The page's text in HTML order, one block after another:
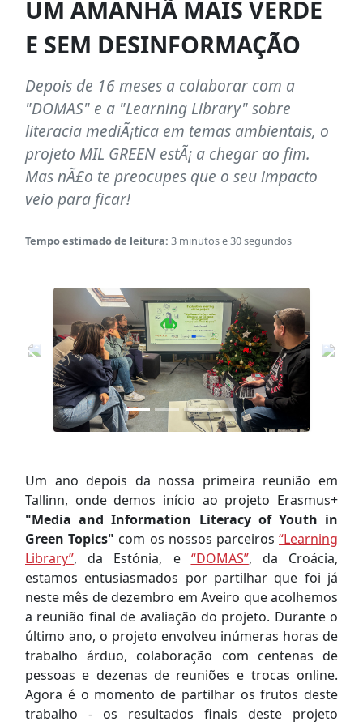
UM AMANHÃ MAIS VERDE
E SEM DESINFORMAÇÃO
Depois de 16 meses a colaborar com a
"DOMAS" e a "Learning Library" sobre
literacia mediÃ¡tica em temas ambientais, o
projeto MIL GREEN estÃ¡ a chegar ao fim.
Mas nÃ£o te preocupes que o seu impacto
veio para ficar!
Tempo estimado de leitura: 3 minutos e 30 segundos
Um ano depois da nossa primeira reunião em
Tallinn, onde demos início ao projeto Erasmus+
"Media and Information Literacy of Youth in
Green Topics" com os nossos parceiros“Learning
Library”, da Estónia, e “DOMAS”, da Croácia,
estamos entusiasmados por partilhar que foi já
neste mês de dezembro em Aveiro que acolhemos
a reunião final de avaliação do projeto. Durante o
último ano, o projeto envolveu inúmeras horas de
trabalho árduo, colaboração com centenas de
pessoas e dezenas de reuniões e trocas online.
Agora é o momento de partilhar os frutos deste
trabalho - os resultados finais deste projeto